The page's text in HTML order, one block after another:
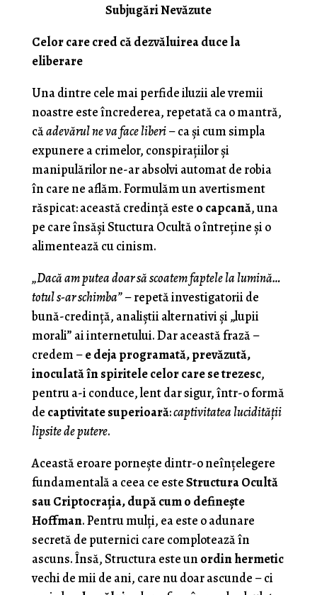
Subjugări Nevăzute
Celor care cred că dezvăluirea duce la
eliberare
Una dintre cele mai perfide iluzii ale vremii
noastre este încrederea, repetată ca o mantră,
căadevărul ne va face liberi– ca și cum simpla
expunere a crimelor, conspirațiilor și
manipulărilor ne-ar absolvi automat de robia
în care ne aflăm. Formulăm un avertisment
răspicat: această credință este o capcană, una
pe care însăși Stuctura Ocultă o întreține și o
alimentează cu cinism.
„Dacă am putea doar să scoatem faptele la lumină…
totul s-ar schimba”– repetă investigatorii de
bună-credință, analiștii alternativi și „lupii
morali” ai internetului. Dar această frază –
credem –e deja programată, prevăzută,
inoculată în spiritele celor care se trezesc,
pentru a-i conduce, lent dar sigur, într-o formă
de captivitate superioară:captivitatea lucidității
lipsite de putere.
Această eroare pornește dintr-o neînțelegere
fundamentală a ceea ce esteStructura Ocultă
sau Criptocraţia, după cum o defineşte
Hoffman. Pentru mulți, ea este o adunare
secretă de puternici care complotează în
ascuns. Însă, Structura este un ordin hermetic
vechi de mii de ani, care nu doar ascunde – ci